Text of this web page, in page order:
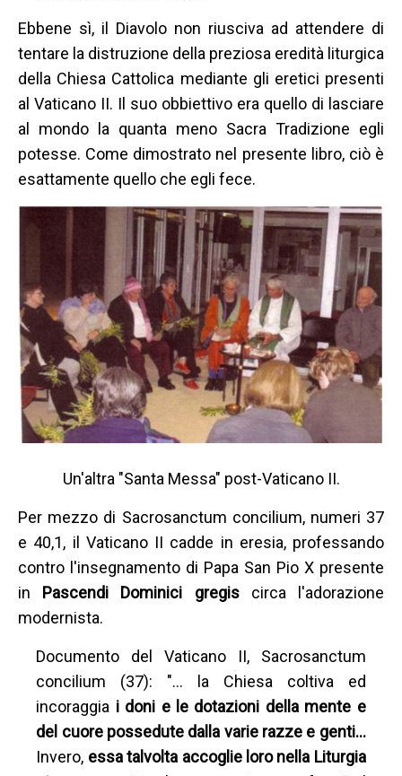
Ebbene sì, il Diavolo non riusciva ad attendere di
tentare la distruzione della preziosa eredità liturgica
della Chiesa Cattolica mediante gli eretici presenti
al Vaticano II. Il suo obbiettivo era quello di lasciare
al mondo la quanta meno Sacra Tradizione egli
potesse. Come dimostrato nel presente libro, ciò è
esattamente quello che egli fece.
Un'altra "Santa Messa" post-Vaticano II.
Per mezzo di Sacrosanctum concilium, numeri 37
e 40,1, il Vaticano II cadde in eresia, professando
contro l'insegnamento di Papa San Pio X presente
in Pascendi Dominici gregiscirca l'adorazione
modernista.
Documento del Vaticano II, Sacrosanctum
concilium (37): "… la Chiesa coltiva ed
incoraggia i doni e le dotazioni della mente e
del cuore possedute dalla varie razze e genti…
Invero, essa talvolta accoglie loro nella Liturgia